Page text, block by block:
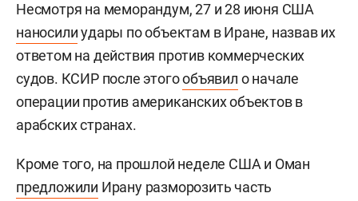
Несмотря на меморандум, 27 и 28 июня США
наносилиудары по объектам в Иране, назвав их
ответом на действия против коммерческих
судов. КСИР после этогообъявил о начале
операции против американских объектов в
арабских странах.
Кроме того, на прошлой неделе США и Оман
предложили Ирану разморозить часть